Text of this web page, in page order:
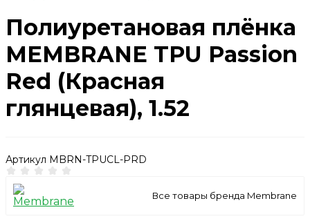
Полиуретановая плёнка
MEMBRANE TPU Passion
Red (Красная
глянцевая), 1.52
Артикул MBRN-TPUCL-PRD
Все товары бренда Membrane